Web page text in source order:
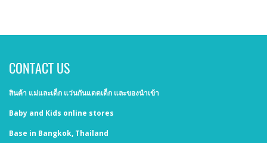
CONTACT US
สินค้า แม่และเด็ก แว่นกันแดดเด็ก และของนำเข้า
Baby and Kids online stores
Base in Bangkok, Thailand